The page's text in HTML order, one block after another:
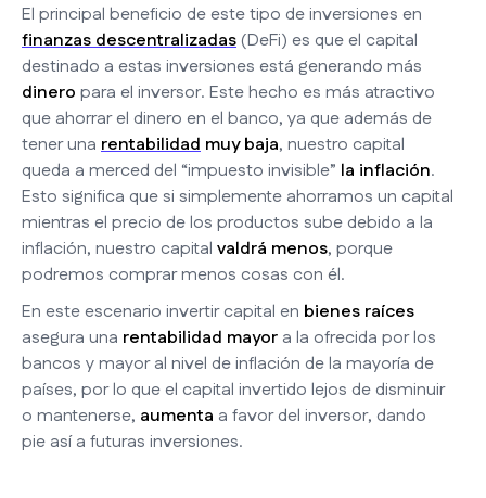
El principal beneficio de este tipo de inversiones en
finanzas descentralizadas(DeFi) es que el capital
destinado a estas inversiones está generando más
dinero para el inversor. Este hecho es más atractivo
que ahorrar el dinero en el banco, ya que además de
tener una rentabilidad muy baja, nuestro capital
queda a merced del “impuesto invisible” la inflación.
Esto significa que si simplemente ahorramos un capital
mientras el precio de los productos sube debido a la
inflación, nuestro capital valdrá menos, porque
podremos comprar menos cosas con él.
En este escenario invertir capital en bienes raíces
asegura una rentabilidad mayor a la ofrecida por los
bancos y mayor al nivel de inflación de la mayoría de
países, por lo que el capital invertido lejos de disminuir
o mantenerse, aumenta a favor del inversor, dando
pie así a futuras inversiones.